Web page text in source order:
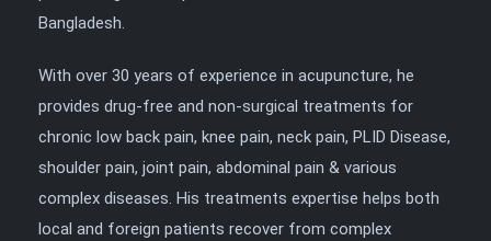
Bangladesh.
With over 30 years of experience in acupuncture, he
provides drug-free and non-surgical treatments for
chronic low back pain, knee pain, neck pain, PLID Disease,
shoulder pain, joint pain, abdominal pain & various
complex diseases. His treatments expertise helps both
local and foreign patients recover from complex